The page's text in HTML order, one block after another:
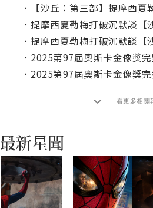
．
【沙丘：第三部】提摩西夏勒梅首張劇照
． 提摩西夏勒梅打破沉默談【沙丘：第三部】
． 提摩西夏勒梅打破沉默談【沙丘：第三部】
． 2025第97屆奧斯卡金像獎
． 2025第97屆奧斯卡金像獎
看更多相關